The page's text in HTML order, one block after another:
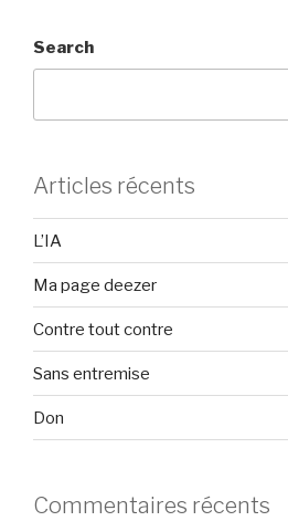
Search
Articles récents
L’IA
Ma page deezer
Contre tout contre
Sans entremise
Don
Commentaires récents